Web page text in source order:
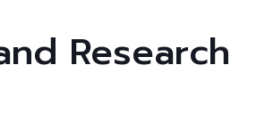
Research